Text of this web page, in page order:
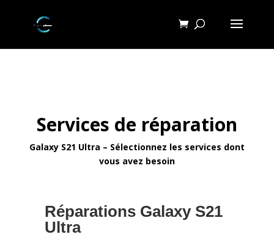
Services de réparation
Galaxy S21 Ultra – Sélectionnez les services dont
vous avez besoin
Réparations Galaxy S21
Ultra